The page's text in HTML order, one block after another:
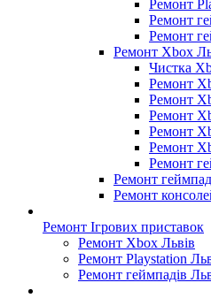
Ремонт
Ремонт
Ремонт
Ремонт Xbox
Чистка
Ремонт
Ремонт
Ремонт
Ремонт
Ремонт
Ремонт
Ремонт
Ремонт
Ремонт Ігрових приставок
Ремонт Xbox Львів
Ремонт Playstation
Ремонт геймпадів